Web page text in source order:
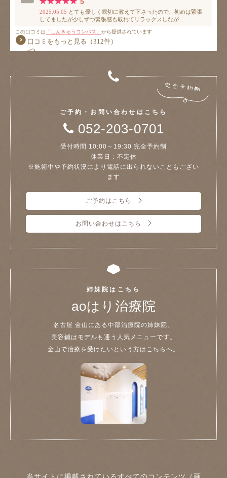
ご予約・お問い合わせはこちら
052-203-0701
受付時間 10:00～19:30 完全予約制
休業日：不定休
※施術中や予約状況により電話に出られないこともござい
ます
ご予約はこちら
お問い合わせはこちら
姉妹院はこちら
aoはり治療院
名古屋 金山にある中部治療院の姉妹院。
美容鍼はモデルも通う人気メニューです。
金山で治療を受けたいという方はこちらへ。